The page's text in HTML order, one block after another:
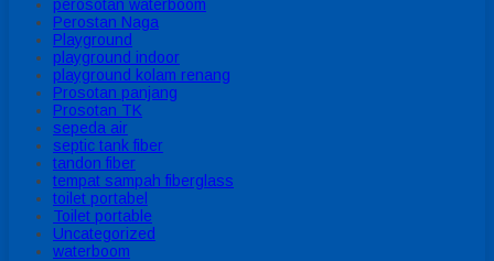
perosotan waterboom
Perostan Naga
Playground
playground indoor
playground kolam renang
Prosotan panjang
Prosotan TK
sepeda air
septic tank fiber
tandon fiber
tempat sampah fiberglass
toilet portabel
Toilet portable
Uncategorized
waterboom